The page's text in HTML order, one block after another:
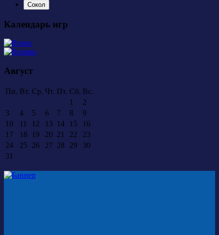
Сокол
Календарь игр
Август
Пн. Вт. Ср. Чт. Пт. Сб. Вс.
1
2
3
4 5 6 7 8
9
10
11 12 13 14 15
16
17
18 19 20 21 22
23
24
25 26 27 28 29
30
31